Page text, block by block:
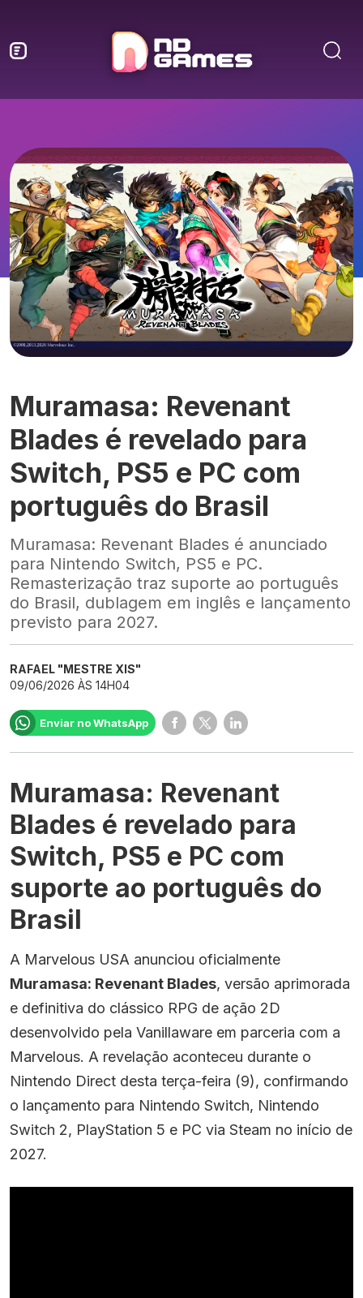
Muramasa: Revenant
Blades é revelado para
Switch, PS5 e PC com
português do Brasil
Muramasa: Revenant Blades é anunciado
para Nintendo Switch, PS5 e PC.
Remasterização traz suporte ao português
do Brasil, dublagem em inglês e lançamento
previsto para 2027.
RAFAEL "MESTRE XIS"
09/06/2026 ÀS 14H04
Enviar no WhatsApp
Muramasa: Revenant
Blades é revelado para
Switch, PS5 e PC com
suporte ao português do
Brasil
A Marvelous USA anunciou oficialmente
Muramasa: Revenant Blades, versão aprimorada
e definitiva do clássico RPG de ação 2D
desenvolvido pela Vanillaware em parceria com a
Marvelous. A revelação aconteceu durante o
Nintendo Direct desta terça-feira (9), confirmando
o lançamento para Nintendo Switch, Nintendo
Switch 2, PlayStation 5 e PC via Steam no início de
2027.